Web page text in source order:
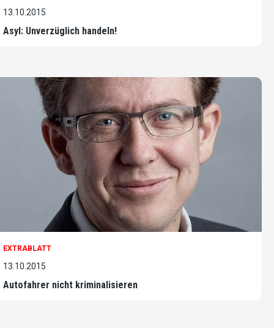
13.10.2015
Asyl: Unverzüglich handeln!
EXTRABLATT
13.10.2015
Autofahrer nicht kriminalisieren